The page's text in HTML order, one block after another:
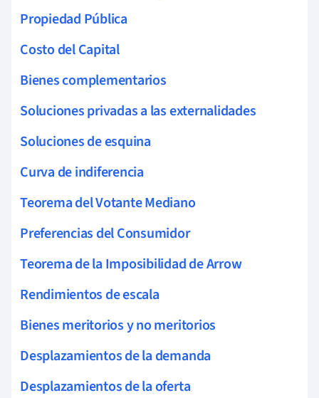
Propiedad Pública
Costo del Capital
Bienes complementarios
Soluciones privadas a las externalidades
Soluciones de esquina
Curva de indiferencia
Teorema del Votante Mediano
Preferencias del Consumidor
Teorema de la Imposibilidad de Arrow
Rendimientos de escala
Bienes meritorios y no meritorios
Desplazamientos de la demanda
Desplazamientos de la oferta